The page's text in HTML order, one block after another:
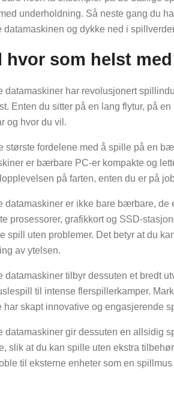
underholdning. Så neste gang du
datamaskinen og dykke ned i
hvor som helst
datamaskiner har revolusjonert
Enten du sitter på en lang flytur, på
og hvor du vil.
største fordelene med å spille på en
er bærbare PC-er kompakte og
på farten, enten du er på
datamaskiner er ikke bare bærbare, de
prosessorer, grafikkort og SSD-
spill uten problemer. Det betyr at du
av ytelsen.
datamaskiner tilbyr dessuten et bredt
til intense flerspillerkamper.
har skapt innovative og engasjerende
datamaskiner gir dessuten en allsidig
slik at du kan spille uten ekstra
til eksterne enheter som en